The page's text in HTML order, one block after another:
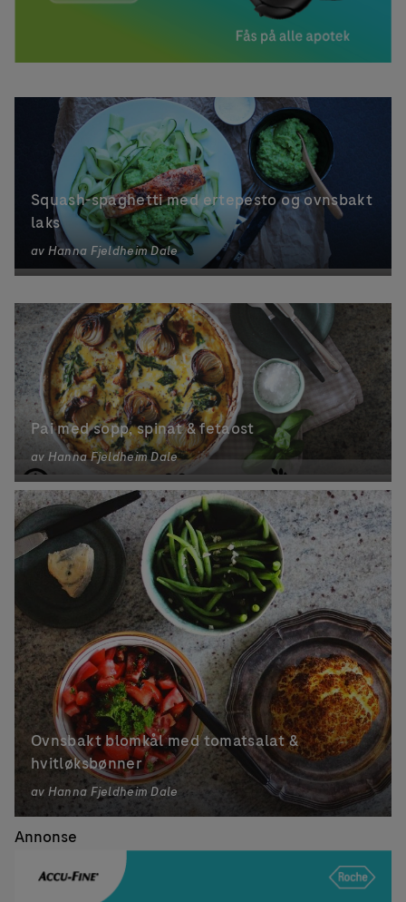
Squash-spaghetti med ertepesto og ovnsbakt
laks
av Hanna Fjeldheim Dale
Pai med sopp, spinat & fetaost
av Hanna Fjeldheim Dale
Ovnsbakt blomkål med tomatsalat &
hvitløksbønner
av Hanna Fjeldheim Dale
Annonse